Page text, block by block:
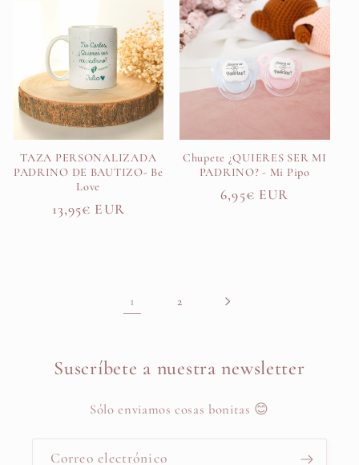
TAZA PERSONALIZADA
PADRINO DE BAUTIZO- Be
Love
Precio
13,95€ EUR
Chupete ¿QUIERES SER MI
PADRINO? - Mi Pipo
Precio
6,95€ EUR
1 2
Suscríbete a nuestra newsletter
Sólo enviamos cosas bonitas 😊
Correo electrónico